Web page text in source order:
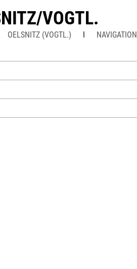
VOGTL.
OELSNITZ (VOGTL.) NAVIGATION